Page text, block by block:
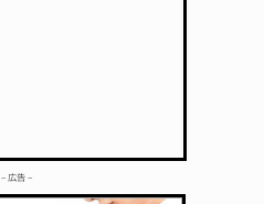
– 広告 –